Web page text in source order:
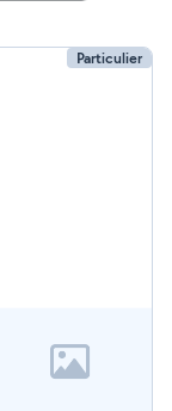
Particulier